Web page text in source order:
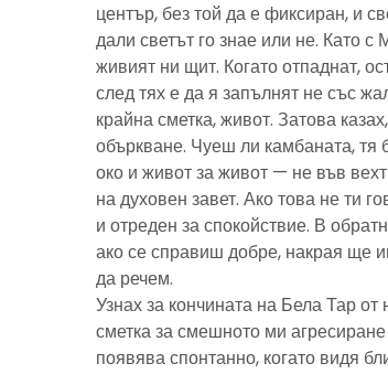
център, без той да е фиксиран, и
дали светът го знае или не. Като
живият ни щит. Когато отпаднат,
след тях е да я запълнят не със
крайна сметка, живот. Затова
объркване. Чуеш ли камбаната, тя
око и живот за живот — не във
на духовен завет. Ако това не ти
и отреден за спокойствие. В
ако се справиш добре, накрая ще
да речем.
Узнах за кончината на Бела Тар
сметка за смешното ми
появява спонтанно, когато видя